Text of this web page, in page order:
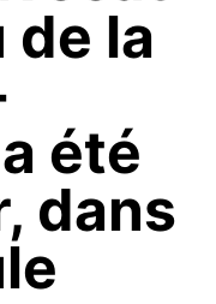
de la
été
dans